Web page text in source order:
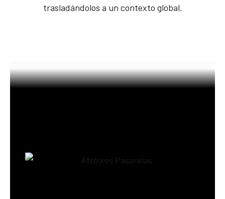
trasladándolos a un contexto global.